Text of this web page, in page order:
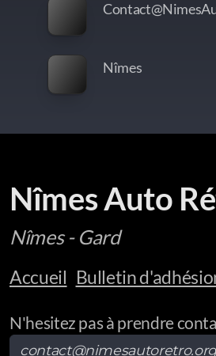
Nîmes
Nîmes Auto
Nîmes - Gard
Accueil Bulletin
N'hesitez pas à prendre
contact@nimesautoretro.org